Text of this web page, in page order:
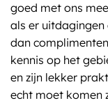
goed met ons
als er
dan
kennis op het
en zijn lekker
echt moet komen